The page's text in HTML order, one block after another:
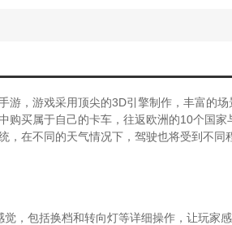
游，游戏采用顶尖的3D引擎制作，丰富的
购买属于自己的卡车，往返欧洲的10个国
，在不同的天气情况下，驾驶也将受到不同
，包括换档和转向灯等详细操作，让玩家